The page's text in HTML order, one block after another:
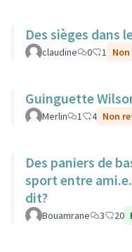
Des sièges dans
claudine 0 1
Guinguette
Merlin 1 4 Non
Des paniers de
sport entre
dit?
Bouamrane 3 20